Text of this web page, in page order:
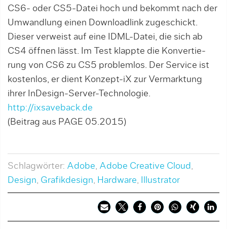
CS6- oder CS5-Datei hoch und bekommt nach der
Umwandlung einen Downloadlink zugeschickt.
Dieser verweist auf eine IDML-Datei, die sich ab
CS4 öffnen lässt. Im Test klappte die Konver­tie­
rung von CS6 zu CS5 problemlos. Der Service ist
kos­tenlos, er dient Konzept-iX zur Vermarktung
ihrer InDesign-Server-Technologie.
http://ixsaveback.de
(Beitrag aus PAGE 05.2015)
Schlagwörter: Adobe, Adobe Creative Cloud,
Design, Grafikdesign, Hardware, Illustrator